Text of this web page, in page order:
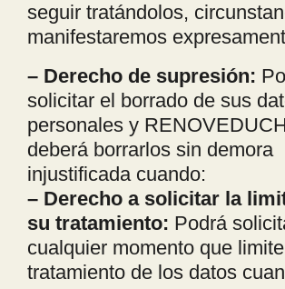
seguir tratándolos,
manifestaremos
– Derecho de supresión:
solicitar el borrado de sus
personales y
deberá borrarlos sin demora
injustificada cuando:
– Derecho a solicitar la
su tratamiento: Podrá
cualquier momento que
tratamiento de los datos